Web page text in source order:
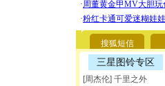
搜狐短信
三星图铃专区
[周杰伦] 千里之外